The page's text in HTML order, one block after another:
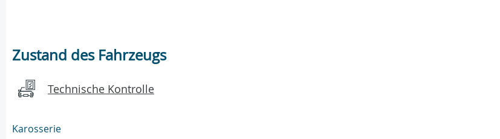
Zustand des Fahrzeugs
Technische Kontrolle
Karosserie